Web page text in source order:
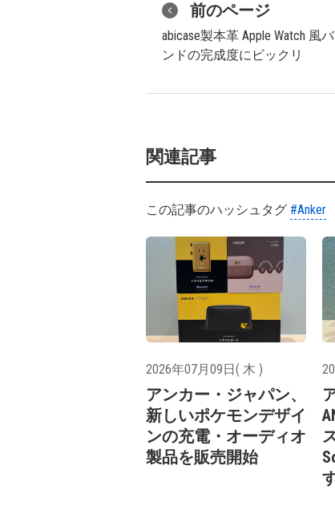
前のページ
abicase製本革 Apple Watch 風バ
ンドの完成度にビックリ
関連記事
この記事のハッシュタグ #Anker
2026年07月09日( 木 )
アンカー・ジャパン、
新しいポケモンデザイ
ンの充電・オーディオ
製品を販売開始